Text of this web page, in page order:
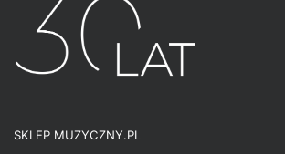
SKLEP MUZYCZNY.PL